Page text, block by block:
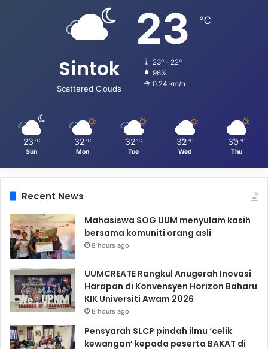
Sintok
Scattered Clouds
23 ℃
23º - 22º
96%
0.24 km/h
23 ℃
Sun
32 ℃
Mon
32 ℃
Tue
32 ℃
Wed
30 ℃
Thu
Recent News
Mahasiswa SOG UUM menyulam kasih
bersama komuniti orang asli
8 hours ago
UUMCREATE Rangkul Anugerah Inovasi
Harapan di Konvensyen Horizon Baharu
KIK Universiti Awam 2026
8 hours ago
Pensyarah SLCP pindah ilmu ‘celik
kewangan’ kepada peserta BAKAT di